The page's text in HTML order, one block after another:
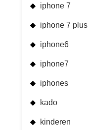
iphone 7
iphone 7 plus
iphone6
iphone7
iphones
kado
kinderen